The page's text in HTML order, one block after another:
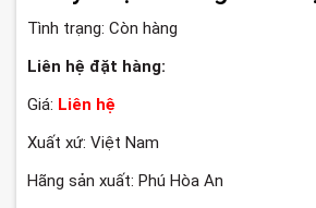
Tình trạng: Còn hàng
Liên hệ đặt hàng:
Giá: Liên hệ
Xuất xứ: Việt Nam
Hãng sản xuất: Phú Hòa An